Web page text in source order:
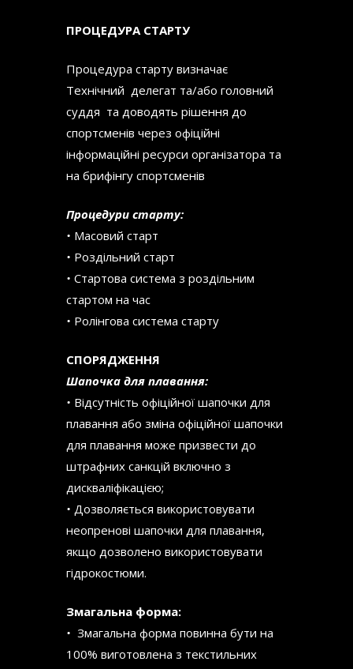
ПРОЦЕДУРА СТАРТУ
Процедура старту визначає
Технічний делегат та/або головний
суддя та доводять рішення до
спортсменів через офіційні
інформаційні ресурси організатора та
на брифінгу спортсменів
Процедури старту:
• Масовий старт
• Роздільний старт
• Стартова система з роздільним
стартом на час
• Ролінгова система старту
СПОРЯДЖЕННЯ
Шапочка для плавання:
• Відсутність офіційної шапочки для
плавання або зміна офіційної шапочки
для плавання може призвести до
штрафних санкцій включно з
дискваліфікацією;
• Дозволяється використовувати
неопренові шапочки для плавання,
якщо дозволено використовувати
гідрокостюми.
Змагальна форма:
• Змагальна форма повинна бути на
100% виготовлена з текстильних